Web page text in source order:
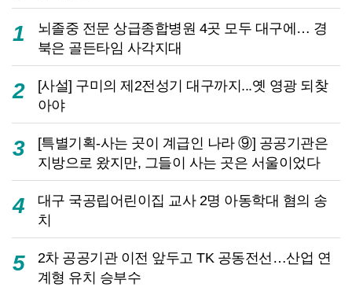
1
뇌졸중 전문 상급종합병원 4곳 모두 대구에… 경
북은 골든타임 사각지대
2
[사설] 구미의 제2전성기 대구까지...옛 영광 되찾
아야
3
[특별기획-사는 곳이 계급인 나라 ⑨] 공공기관은
지방으로 왔지만, 그들이 사는 곳은 서울이었다
4
대구 국공립어린이집 교사 2명 아동학대 혐의 송
치
5
2차 공공기관 이전 앞두고 TK 공동전선…산업 연
계형 유치 승부수